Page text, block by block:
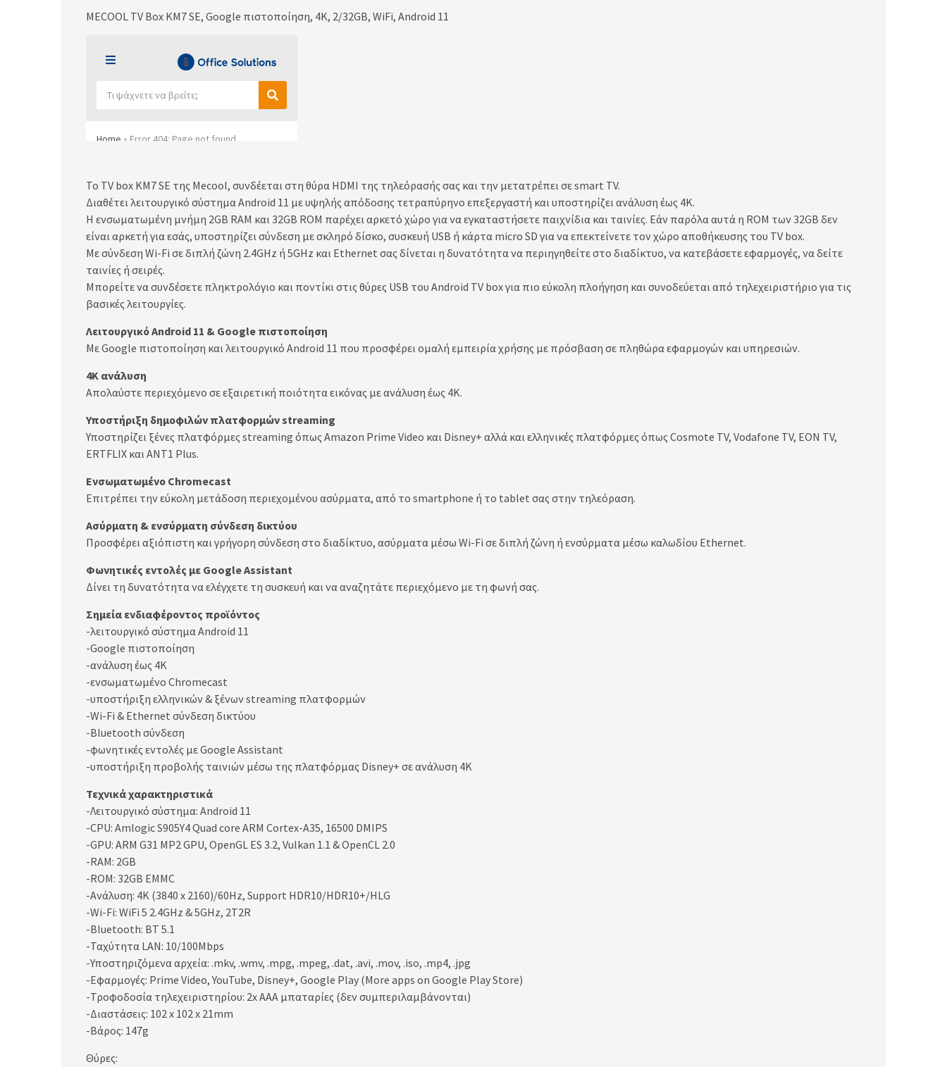
MECOOL TV Box KM7 SE, Google πιστοποίηση, 4K, 2/32GB, WiFi, Android 11
Το TV box KM7 SE της Mecool, συνδέεται στη θύρα HDMI της τηλεόρασής σας και την μετατρέπει σε smart TV.
Διαθέτει λειτουργικό σύστημα Android 11 με υψηλής απόδοσης τετραπύρηνο επεξεργαστή και υποστηρίζει ανάλυση έως 4K.
Η ενσωματωμένη μνήμη 2GB RAM και 32GB ROM παρέχει αρκετό χώρο για να εγκαταστήσετε παιχνίδια και ταινίες. Εάν παρόλα αυτά η ROM των 32GB δεν
είναι αρκετή για εσάς, υποστηρίζει σύνδεση με σκληρό δίσκο, συσκευή USB ή κάρτα micro SD για να επεκτείνετε τον χώρο αποθήκευσης του TV box.
Με σύνδεση Wi-Fi σε διπλή ζώνη 2.4GHz ή 5GHz και Ethernet σας δίνεται η δυνατότητα να περιηγηθείτε στο διαδίκτυο, να κατεβάσετε εφαρμογές, να δείτε
ταινίες ή σειρές.
Μπορείτε να συνδέσετε πληκτρολόγιο και ποντίκι στις θύρες USB του Android TV box για πιο εύκολη πλοήγηση και συνοδεύεται από τηλεχειριστήριο για τις
βασικές λειτουργίες.
Λειτουργικό Android 11 & Google πιστοποίηση
Με Google πιστοποίηση και λειτουργικό Android 11 που προσφέρει ομαλή εμπειρία χρήσης με πρόσβαση σε πληθώρα εφαρμογών και υπηρεσιών.
4K ανάλυση
Απολαύστε περιεχόμενο σε εξαιρετική ποιότητα εικόνας με ανάλυση έως 4K.
Υποστήριξη δημοφιλών πλατφορμών streaming
Υποστηρίζει ξένες πλατφόρμες streaming όπως Amazon Prime Video και Disney+ αλλά και ελληνικές πλατφόρμες όπως Cosmote TV, Vodafone TV, EON TV,
ERTFLIX και ANT1 Plus.
Ενσωματωμένο Chromecast
Επιτρέπει την εύκολη μετάδοση περιεχομένου ασύρματα, από το smartphone ή το tablet σας στην τηλεόραση.
Ασύρματη & ενσύρματη σύνδεση δικτύου
Προσφέρει αξιόπιστη και γρήγορη σύνδεση στο διαδίκτυο, ασύρματα μέσω Wi-Fi σε διπλή ζώνη ή ενσύρματα μέσω καλωδίου Ethernet.
Φωνητικές εντολές με Google Assistant
Δίνει τη δυνατότητα να ελέγχετε τη συσκευή και να αναζητάτε περιεχόμενο με τη φωνή σας.
Σημεία ενδιαφέροντος προϊόντος
-λειτουργικό σύστημα Android 11
-Google πιστοποίηση
-ανάλυση έως 4K
-ενσωματωμένο Chromecast
-υποστήριξη ελληνικών & ξένων streaming πλατφορμών
-Wi-Fi & Ethernet σύνδεση δικτύου
-Bluetooth σύνδεση
-φωνητικές εντολές με Google Assistant
-υποστήριξη προβολής ταινιών μέσω της πλατφόρμας Disney+ σε ανάλυση 4K
Τεχνικά χαρακτηριστικά
-Λειτουργικό σύστημα: Android 11
-CPU: Amlogic S905Y4 Quad core ARM Cortex-A35, 16500 DMIPS
-GPU: ARM G31 MP2 GPU, OpenGL ES 3.2, Vulkan 1.1 & OpenCL 2.0
-RAM: 2GB
-ROM: 32GB EMMC
-Ανάλυση: 4K (3840 x 2160)/60Hz, Support HDR10/HDR10+/HLG
-Wi-Fi: WiFi 5 2.4GHz & 5GHz, 2T2R
-Bluetooth: BT 5.1
-Ταχύτητα LAN: 10/100Mbps
-Υποστηριζόμενα αρχεία: .mkv, .wmv, .mpg, .mpeg, .dat, .avi, .mov, .iso, .mp4, .jpg
-Εφαρμογές: Prime Video, YouTube, Disney+, Google Play (More apps on Google Play Store)
-Τροφοδοσία τηλεχειριστηρίου: 2x AAA μπαταρίες (δεν συμπεριλαμβάνονται)
-Διαστάσεις: 102 x 102 x 21mm
-Βάρος: 147g
Θύρες: